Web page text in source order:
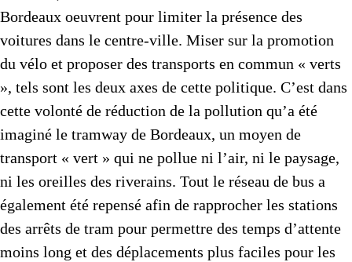
Bordeaux oeuvrent pour limiter la présence des
voitures dans le centre-ville. Miser sur la promotion
du vélo et proposer des transports en commun « verts
», tels sont les deux axes de cette politique. C’est dans
cette volonté de réduction de la pollution qu’a été
imaginé le tramway de Bordeaux, un moyen de
transport « vert » qui ne pollue ni l’air, ni le paysage,
ni les oreilles des riverains. Tout le réseau de bus a
également été repensé afin de rapprocher les stations
des arrêts de tram pour permettre des temps d’attente
moins long et des déplacements plus faciles pour les